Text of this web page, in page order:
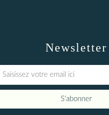
Newsletter